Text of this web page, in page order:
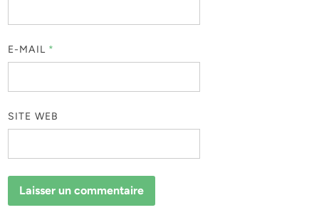
E-MAIL *
SITE WEB